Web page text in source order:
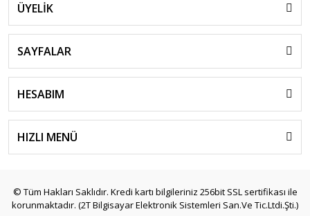
ÜYELİK
SAYFALAR
HESABIM
HIZLI MENÜ
© Tüm Hakları Saklıdır. Kredi kartı bilgileriniz 256bit SSL sertifikası ile
korunmaktadır. (2T Bilgisayar Elektronik Sistemleri San.Ve Tic.Ltdi.Şti.)